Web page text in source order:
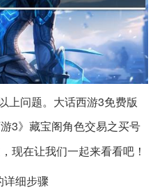
上问题。大话西游3免费版
3》藏宝阁角色交易之买号
现在让我们一起来看看吧！
详细步骤